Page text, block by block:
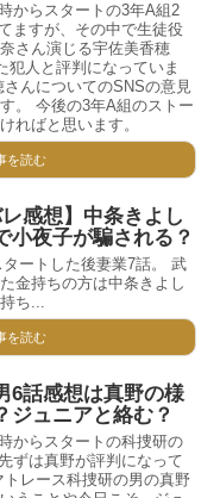
からスタートの3年A組2
ますが、その中で生徒役
さん演じる宇佐美香穂
犯人と評判になっていま
んについてのSNSの意見
。 今後の3年A組のストー
ればと思います。
を読む
感想】中条きよし
小夜子が騙される？
ートした後妻業7話。 武
金持ちの方は中条きよし
ち...
を読む
6話感想は真野の様
ジュニアと絡む？
からスタートの科捜研の
ずは真野が評判になって
レース科捜研の男の真野